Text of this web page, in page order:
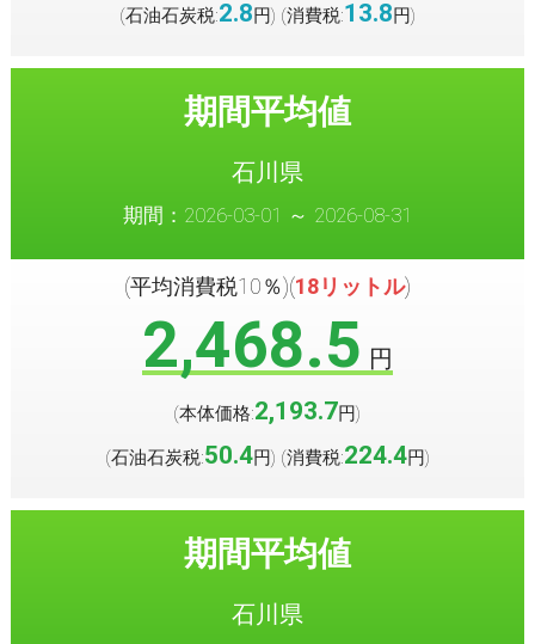
(石油石炭税:2.8円) (消費税:13.8円)
期間平均値
石川県
期間：2026-03-01 ～ 2026-08-31
(平均消費税10％)(18リットル)
2,468.5 円
(本体価格:2,193.7円)
(石油石炭税:50.4円) (消費税:224.4円)
期間平均値
石川県